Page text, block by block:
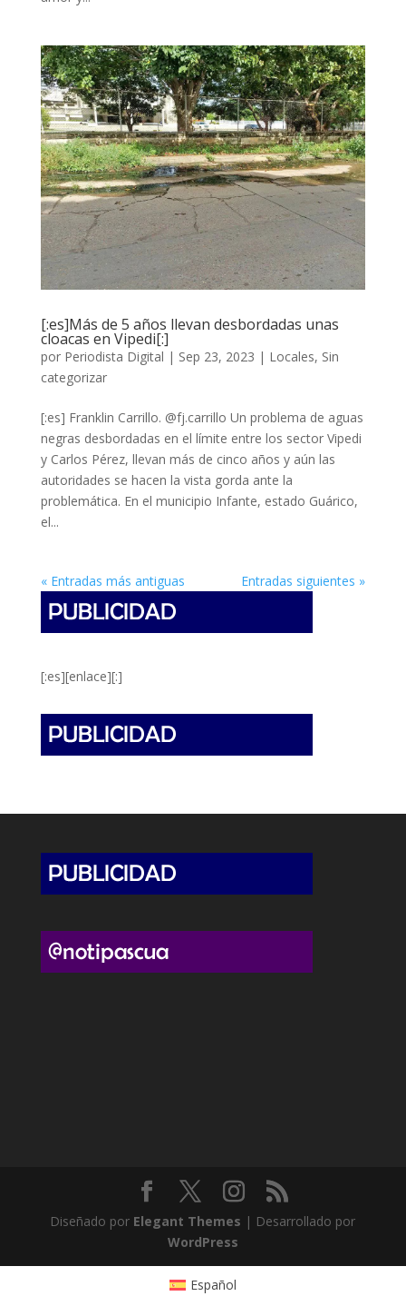
[:es]Más de 5 años llevan desbordadas unas
cloacas en Vipedi[:]
por Periodista Digital | Sep 23, 2023 | Locales, Sin
categorizar
[:es] Franklin Carrillo. @fj.carrillo Un problema de aguas
negras desbordadas en el límite entre los sector Vipedi
y Carlos Pérez, llevan más de cinco años y aún las
autoridades se hacen la vista gorda ante la
problemática. En el municipio Infante, estado Guárico,
el...
« Entradas más antiguas Entradas siguientes »
[:es][enlace][:]
Diseñado por Elegant Themes | Desarrollado por
WordPress
Español